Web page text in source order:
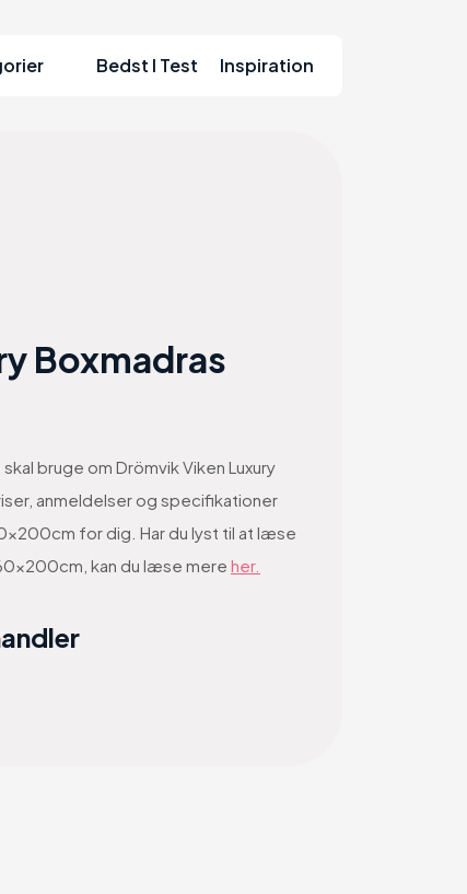
Bedst I Test Inspiration
Boxmadras
bruge om Drömvik Viken Luxury
anmeldelser og specifikationer
for dig. Har du lyst til at læse
kan du læse mere her.